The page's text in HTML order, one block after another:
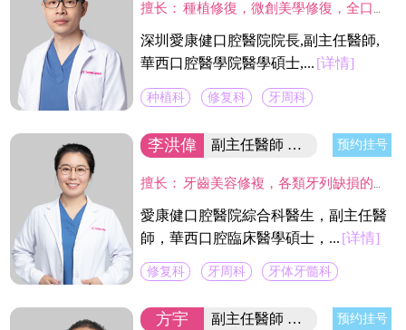
擅长： 種植修復，微創美學修復，全口咬合重建等；熟練應用口腔顯微鏡並在顯微放大設備下進行種植手術、牙周美學手術及各類修復操作。熟練處理牙周病及牙體缺失、四環素、氟斑牙的全口美學修復工作，對於顯微治療有深入研究，具有豐富的口腔全科診療經驗。
深圳愛康健口腔醫院院長,副主任醫師,
華西口腔醫學院醫學碩士,... [详情]
种植科 修复科 牙周科
李洪偉 副主任醫師 口腔醫學碩士 预约挂号
擅长： 牙齒美容修複，各類牙列缺損的固定及活動義齒的修複、鑄造支架式可摘局部義齒、 數字化修複、種植上部義齒修複等。在口腔數字化修複、口腔色度學、口腔仿生材料等領域進行過深入研究，成績顯著。
愛康健口腔醫院綜合科醫生，副主任醫
師，華西口腔臨床醫學碩士，... [详情]
修复科 牙周科 牙体牙髓科
方宇 副主任醫師 富康門診院長 预约挂号